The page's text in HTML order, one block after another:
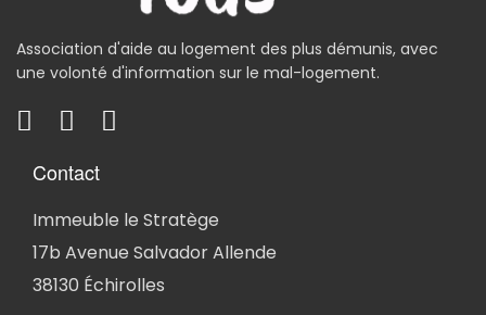
Association d'aide au logement des plus démunis, avec
une volonté d'information sur le mal-logement.
Contact
Immeuble le Stratège
17b Avenue Salvador Allende
38130 Échirolles